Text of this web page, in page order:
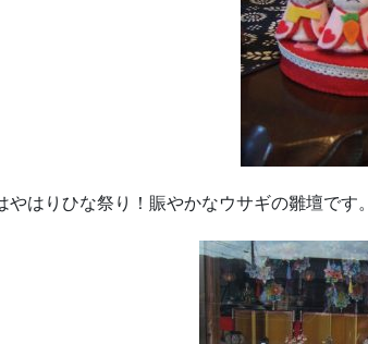
やはりひな祭り！賑やかなウサギの雛壇です。